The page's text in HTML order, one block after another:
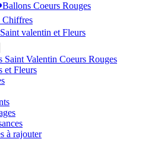
Coeurs Rouges
Chiffres
valentin et Fleurs
Saint Valentin Coeurs Rouges
et Fleurs
à rajouter